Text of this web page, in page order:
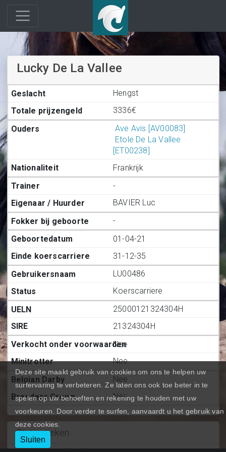
Lucky De La Vallee
Hengst
3336€
Ave Avis [AV00083]
Etole De La Vallee
[ET00238]
Frankrijk
-
BAVIER Luc
-
01-04-21
31-12-35
LU00486
Koerscarriere
25000121324304H
21324304H
Nee
Nee
Nee
Nee
Statiestieken
Deze site maakt gebruik van cookies om ons te helpen uw
surfervaring te verbeteren. Ze laten ons ook toe beter in te
spelen op uw behoeften en rekening te houden met uw
voorkeuren. Door verder te surfen, aanvaardt u het gebruik van
deze cookies.
Sluiten